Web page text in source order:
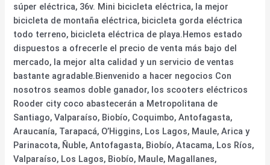
súper eléctrica, 36v. Mini bicicleta eléctrica, la mejor
bicicleta de montaña eléctrica, bicicleta gorda eléctrica
todo terreno, bicicleta eléctrica de playa.Hemos estado
dispuestos a ofrecerle el precio de venta más bajo del
mercado, la mejor alta calidad y un servicio de ventas
bastante agradable.Bienvenido a hacer negocios Con
nosotros seamos doble ganador, los scooters eléctricos
Rooder city coco abastecerán a Metropolitana de
Santiago, Valparaíso, Biobío, Coquimbo, Antofagasta,
Araucanía, Tarapacá, O’Higgins, Los Lagos, Maule, Arica y
Parinacota, Ñuble, Antofagasta, Biobío, Atacama, Los Ríos,
Valparaíso, Los Lagos, Biobío, Maule, Magallanes,